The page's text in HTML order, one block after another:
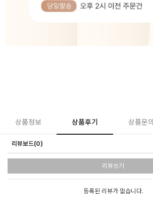
상품정보 상품후기 상품문의
리뷰보드(0)
리뷰쓰기
등록된 리뷰가 없습니다.